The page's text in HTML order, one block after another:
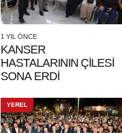
1 YIL ÖNCE
KANSER
HASTALARININ ÇİLESİ
SONA ERDİ
YEREL